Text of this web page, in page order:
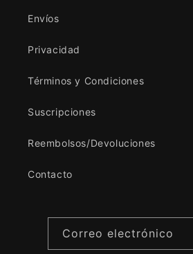
Envíos
Privacidad
Términos y Condiciones
Suscripciones
Reembolsos/Devoluciones
Contacto
Correo electrónico